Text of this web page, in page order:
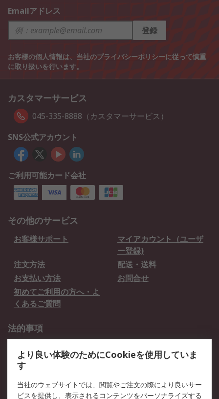
Emailアドレス
登録
お客様の個人情報は、当社のプライバシーポリシーに従って慎重
に取り扱いを行います。
カスタマーサービス
045-335-8888（カスタマーサービス）
SNS公式アカウント
ご利用可能カード会社
その他のサービス
お客様サポート
マイアカウント（ユーザ
ー登録)
注文方法
配送・送料
お支払い方法
お問合せ
初めてご利用の方へ・よ
くあるご質問
法的事項
クッキーポリシー
RSについて
より良い体験のためにCookieを使用していま
す
当社のウェブサイトでは、閲覧やご注文の際により良いサー
ビスを提供し、表示されるコンテンツをパーソナライズする